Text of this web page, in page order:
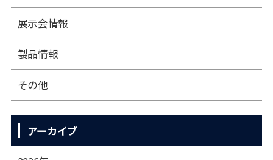
展⽰会情報
製品情報
その他
アーカイブ